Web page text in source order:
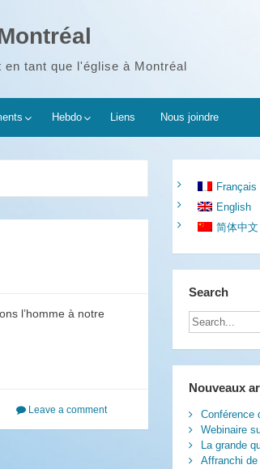
tant que l'église à Montréal
Hebdo Liens Nous joindre
l’homme à notre
Leave a comment
Français
English
简体中文
Search
Nouveaux
Conférence
Webinaire
La grande
Affranchi